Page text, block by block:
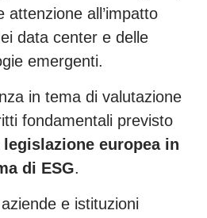
attenzione all’impatto
data center e delle
emergenti.
in tema di valutazione
fondamentali previsto
legislazione europea in
di ESG.
e istituzioni